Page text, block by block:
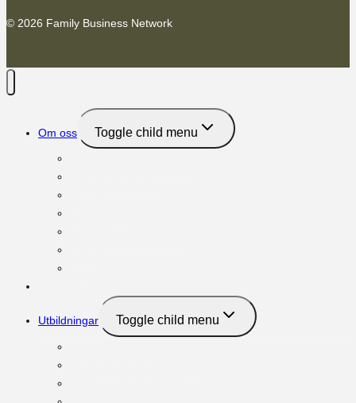
© 2026 Family Business Network
Om oss Toggle child menu
Utbildningar Toggle child menu